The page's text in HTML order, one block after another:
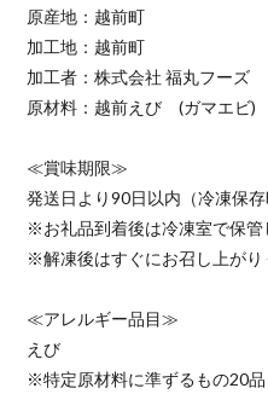
原産地：越前町
加工地：越前町
加工者：株式会社 福丸フーズ
原材料：越前えび (ガマエビ)
≪賞味期限≫
発送日より90日以内（冷凍保存
※お礼品到着後は冷凍室で保管
※解凍後はすぐにお召し上がり
≪アレルギー品目≫
えび
※特定原材料に準ずるもの20品